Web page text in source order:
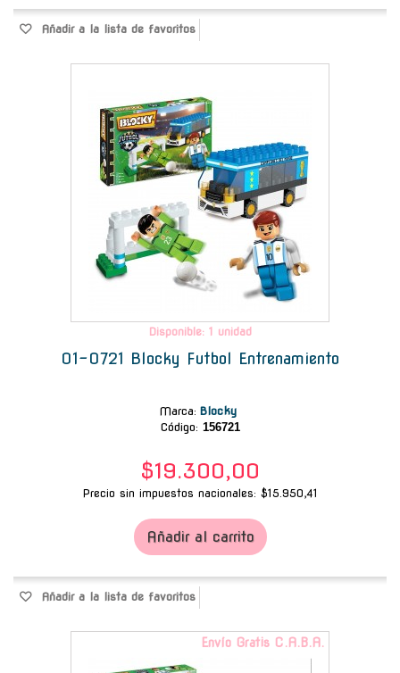
Añadir a la lista de favoritos
Disponible: 1 unidad
01-0721 Blocky Futbol Entrenamiento
Marca: Blocky
Código: 156721
$19.300,00
Precio sin impuestos nacionales: $15.950,41
Añadir al carrito
Añadir a la lista de favoritos
Envío Gratis C.A.B.A.